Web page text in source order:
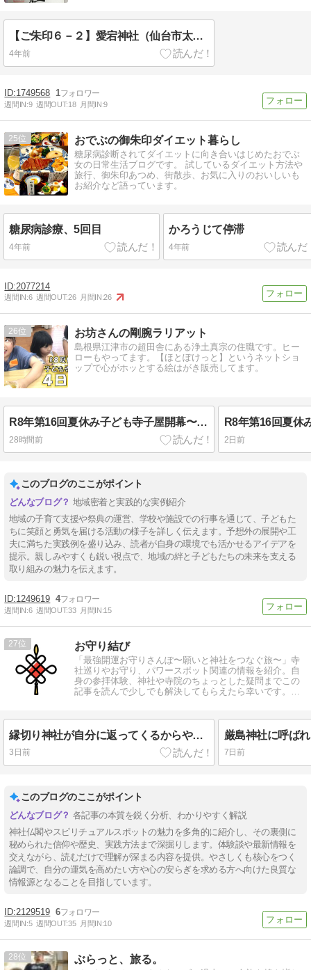
【ご朱印６－２】愛宕神社（仙台市太白区）
4年前
1749568 1
週間IN:9 週間OUT:18 月間IN:9
25 おでぶの御朱印ダイエット暮らし
糖尿病診断されてダイエットに向き合いはじめたおでぶ
女の日常生活ブログです。 試しているダイエット方法や
旅行、御朱印あつめ、街散歩、お気に入りのおいしいも
お紹介など語っています。
糖尿病診療、5回目
4年前
かろうじて停滞
4年前
2077214
週間IN:6 週間OUT:26 月間IN:26
26 お坊さんの剛腕ラリアット
島根県江津市の超田舎にある浄土真宗の住職です。ヒー
ローもやってます。【ほとぽけっと】というネットショ
ップで心がホッとする絵はがき販売してます。
R8年第16回夏休み子ども寺子屋開幕〜４日目：ゼリーを作って食べよう～
28時間前 2日前
このブログのここがポイント
地域密着と実践的な実例紹介
地域の子育て支援や祭典の運営、学校や施設での行事を通じて、子どもた
ちに笑顔と勇気を届ける活動の様子を詳しく伝えます。予想外の展開や工
夫に満ちた実践例を盛り込み、読者が自身の環境でも活かせるアイデアを
提示。親しみやすくも鋭い視点で、地域の絆と子どもたちの未来を支える
取り組みの魅力を伝えます。
1249619 4
週間IN:6 週間OUT:33 月間IN:15
27 お守り結び
「最強開運お守りさんぽ〜願いと神社をつなぐ旅〜」寺
社巡りやお守り、パワースポット関連の情報を紹介。自
身の参拝体験、神社や寺院のちょっとした疑問までこの
記事を読んで少しでも解決してもらえたら幸いです。寺
縁切り神社が自分に返ってくるからやばいって本当？悪縁を切る正しいコツ
3日前 7日前
このブログのここがポイント
各記事の本質を鋭く分析、わかりやすく解説
神社仏閣やスピリチュアルスポットの魅力を多角的に紹介し、その裏側に
秘められた信仰や歴史、実践方法まで深掘りします。体験談や最新情報を
交えながら、読むだけで理解が深まる内容を提供。やさしくも核心をつく
論調で、自分の運気を高めたい方や心の安らぎを求める方へ向けた良質な
情報源となることを目指しています。
2129519 6
週間IN:5 週間OUT:35 月間IN:10
28 ぶらっと、旅る。